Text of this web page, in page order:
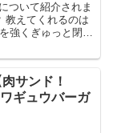
ついて紹介されま
教えてくれるのは
強くぎゅっと閉じ
サンド！
ギュウバーガ